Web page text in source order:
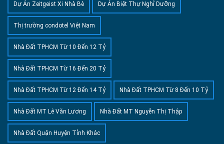
Dự Án Zeitgeist Xi Nhà Bè Dự Án Biệt Thự Nghỉ Dưỡng
Thị trường condotel Việt Nam
Nhà Đất TPHCM Từ 10 Đến 12 Tỷ
Nhà Đất TPHCM Từ 16 Đến 20 Tỷ
Nhà Đất TPHCM Từ 12 Đến 14 Tỷ Nhà Đất TPHCM Từ 8 Đến 10 Tỷ
Nhà Đất MT Lê Văn Lương Nhà Đất MT Nguyễn Thị Thập
Nhà Đất Quận Huyện Tỉnh Khác